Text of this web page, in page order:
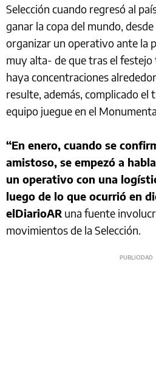
Selección cuando regresó al
ganar la copa del mundo,
organizar un operativo ante la
muy alta- de que tras el
haya concentraciones
resulte, además, complicado el
equipo juegue en el
“En enero, cuando se
amistoso, se empezó a
un operativo con una
luego de lo que ocurrió en
elDiarioAR una fuente
movimientos de la Selección.